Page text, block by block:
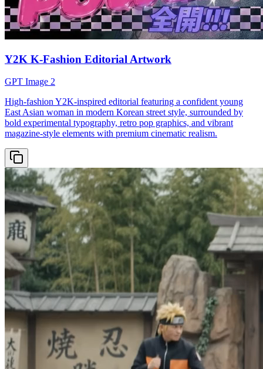
Y2K K-Fashion Editorial Artwork
GPT Image 2
High-fashion Y2K-inspired editorial featuring a confident young
East Asian woman in modern Korean street style, surrounded by
bold experimental typography, retro pop graphics, and vibrant
magazine-style elements with premium cinematic realism.